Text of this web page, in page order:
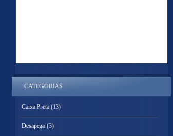
CATEGORIAS
Caixa Preta (13)
Desapega (3)